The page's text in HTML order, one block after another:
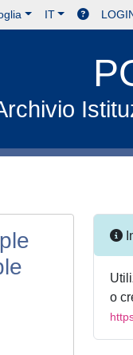
IT
o